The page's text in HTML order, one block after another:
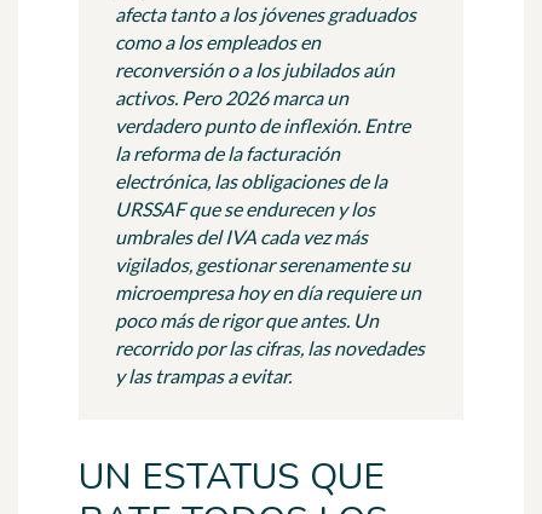
afecta tanto a los jóvenes graduados
como a los empleados en
reconversión o a los jubilados aún
activos. Pero 2026 marca un
verdadero punto de inflexión. Entre
la reforma de la facturación
electrónica, las obligaciones de la
URSSAF que se endurecen y los
umbrales del IVA cada vez más
vigilados, gestionar serenamente su
microempresa hoy en día requiere un
poco más de rigor que antes. Un
recorrido por las cifras, las novedades
y las trampas a evitar.
UN ESTATUS QUE